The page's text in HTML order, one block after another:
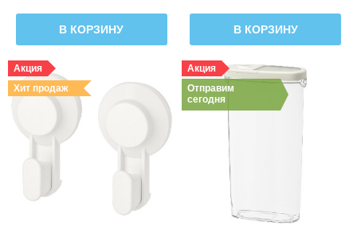
В КОРЗИНУ В КОРЗИНУ
Акция
Хит продаж
Акция
Отправим
сегодня